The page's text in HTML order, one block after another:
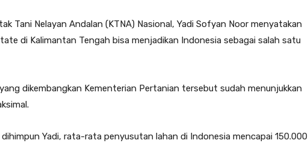
Tani Nelayan Andalan (KTNA) Nasional, Yadi Sofyan Noor menyatakan
di Kalimantan Tengah bisa menjadikan Indonesia sebagai salah satu
dikembangkan Kementerian Pertanian tersebut sudah menunjukkan
Yadi, rata-rata penyusutan lahan di Indonesia mencapai 150.000